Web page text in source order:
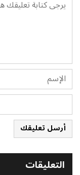
أرسل تعليقك
التعليقات